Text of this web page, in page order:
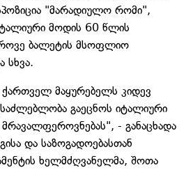
"მარადიულო რომი",
მოდის 60 წლის
ბალეტის მსოფლიო
სხვა.
მაყურებელს კიდევ
გაეცნოს იტალიური
- განაცხადა
და საზოგადოებასთან
ხელმძღვანელმა, შოთა